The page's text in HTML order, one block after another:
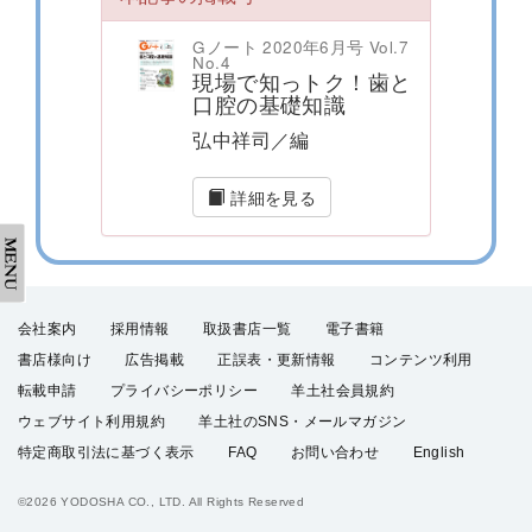
Gノート 2020年6月号 Vol.7
No.4
現場で知っトク！歯と
口腔の基礎知識
弘中祥司／編
詳細を見る
会社案内 採用情報 取扱書店一覧
電子書籍
書店様向け
広告掲載 正誤表・更新情報
コンテンツ利用
転載申請
プライバシーポリシー
羊土社会員規約
ウェブサイト利用規約
羊土社のSNS・メールマガジン
特定商取引法に基づく表示
FAQ お問い合わせ English
©2026 YODOSHA CO., LTD. All Rights Reserved